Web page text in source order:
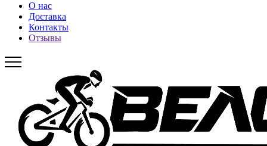
О нас
Доставка
Контакты
Отзывы